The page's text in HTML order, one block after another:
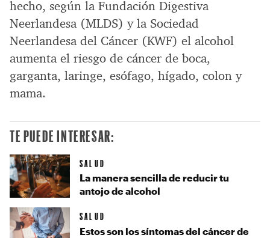
hecho, según la Fundación Digestiva
Neerlandesa (MLDS) y la Sociedad
Neerlandesa del Cáncer (KWF) el alcohol
aumenta el riesgo de cáncer de boca,
garganta, laringe, esófago, hígado, colon y
mama.
TE PUEDE INTERESAR:
SALUD
La manera sencilla de reducir tu
antojo de alcohol
SALUD
Estos son los síntomas del cáncer de